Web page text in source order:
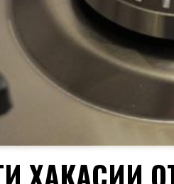
ХАКАСИИ